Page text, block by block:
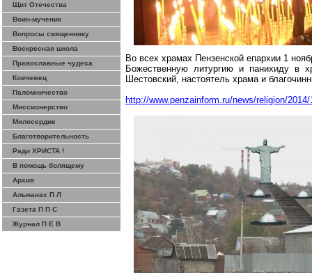
Щит Отечества
Воин-мученик
Вопросы священнику
Воскресная школа
Православные чудеса
Ковчежец
Паломничество
Миссионерство
Милосердие
Благотворительность
Ради ХРИСТА !
В помощь болящему
Архив
Альманах П Л
Газета П П С
Журнал П Е В
Во всех храмах Пензенской епархии 1
Божественную литургию и панихиду в
Шестовский, настоятель храма и
http://www.penzainform.ru/news/religion/